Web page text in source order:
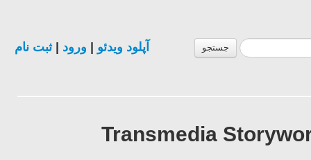
جستجو آپلود ویدئو| ورود| ثبت نام
Transmedia